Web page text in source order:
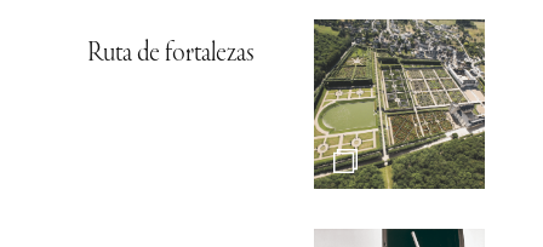
Ruta de fortalezas